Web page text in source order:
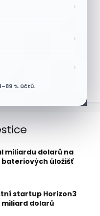
›
›
›
% účtů.
trh
Akcie reagují
miliardu dolarů na
úložišť
startup Horizon3
miliard dolarů